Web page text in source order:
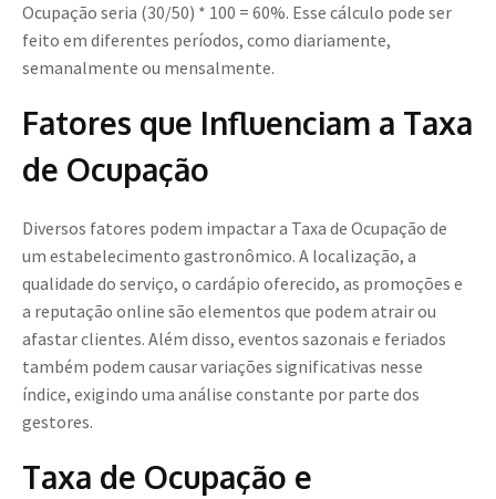
Ocupação seria (30/50) * 100 = 60%. Esse cálculo pode ser
feito em diferentes períodos, como diariamente,
semanalmente ou mensalmente.
Fatores que Influenciam a Taxa
de Ocupação
Diversos fatores podem impactar a Taxa de Ocupação de
um estabelecimento gastronômico. A localização, a
qualidade do serviço, o cardápio oferecido, as promoções e
a reputação online são elementos que podem atrair ou
afastar clientes. Além disso, eventos sazonais e feriados
também podem causar variações significativas nesse
índice, exigindo uma análise constante por parte dos
gestores.
Taxa de Ocupação e